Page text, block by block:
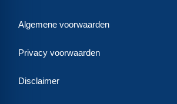
Algemene voorwaarden
Privacy voorwaarden
Disclaimer